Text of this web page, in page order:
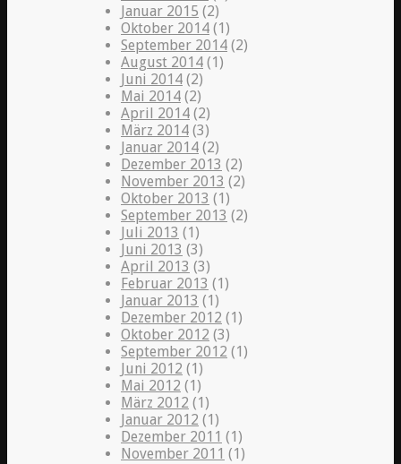
Januar 2015 (2)
Oktober 2014 (1)
September 2014 (2)
August 2014 (1)
Juni 2014 (2)
Mai 2014 (2)
April 2014 (2)
März 2014 (3)
Januar 2014 (2)
Dezember 2013 (2)
November 2013 (2)
Oktober 2013 (1)
September 2013 (2)
Juli 2013 (1)
Juni 2013 (3)
April 2013 (3)
Februar 2013 (1)
Januar 2013 (1)
Dezember 2012 (1)
Oktober 2012 (3)
September 2012 (1)
Juni 2012 (1)
Mai 2012 (1)
März 2012 (1)
Januar 2012 (1)
Dezember 2011 (1)
November 2011 (1)